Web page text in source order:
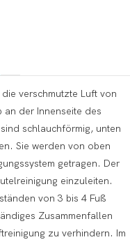
verschmutzte Luft von
an der Innenseite des
schlauchförmig, unten
Sie werden von oben
getragen. Der
einzuleiten.
von 3 bis 4 Fuß
Zusammenfallen
zu verhindern. Im